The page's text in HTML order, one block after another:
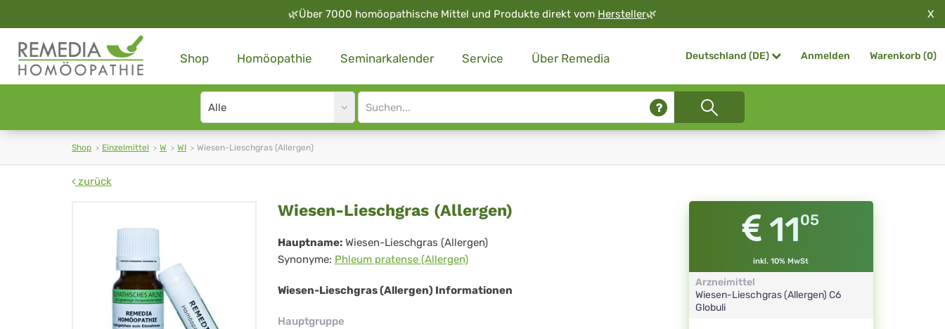
🌿Über 7000 homöopathische Mittel und Produkte direkt vom Hersteller🌿 X
Shop Homöopathie Seminarkalender Service Über Remedia Deutschland (DE) Anmelden Warenkorb (0)
Search
type
Site
search
Shop Einzelmittel W WI Wiesen-Lieschgras (Allergen)
zurück
Wiesen-
Lieschgras
(Allergen)
Wiesen-Lieschgras (Allergen)
Hauptname: Wiesen-Lieschgras (Allergen)
Synonyme: Phleum pratense (Allergen)
Wiesen-Lieschgras (Allergen) Informationen
Hauptgruppe
1105
inkl. 10% MwSt
Arzneimittel
Wiesen-Lieschgras (Allergen) C6
Globuli